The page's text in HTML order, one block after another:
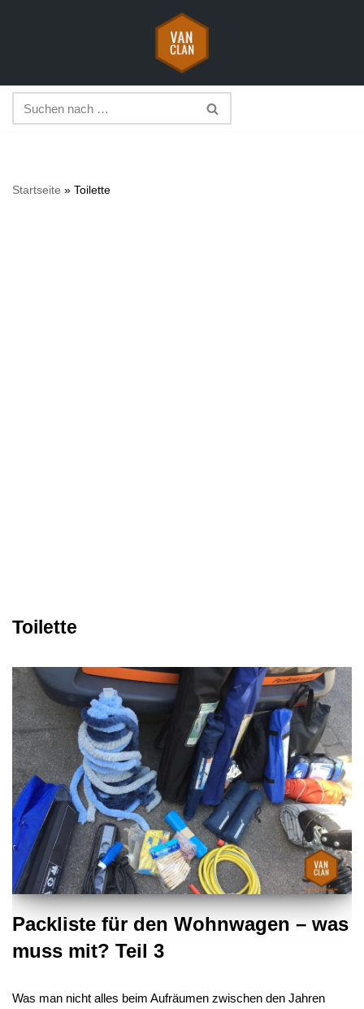
springen
Startseite » Toilette
Toilette
Packliste für den Wohnwagen – was
muss mit? Teil 3
Was man nicht alles beim Aufräumen zwischen den Jahren